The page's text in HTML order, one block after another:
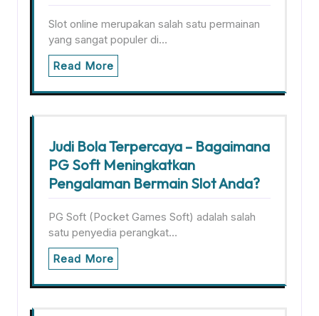
Slot online merupakan salah satu permainan
yang sangat populer di…
Read More
Judi Bola Terpercaya – Bagaimana
PG Soft Meningkatkan
Pengalaman Bermain Slot Anda?
PG Soft (Pocket Games Soft) adalah salah
satu penyedia perangkat…
Read More